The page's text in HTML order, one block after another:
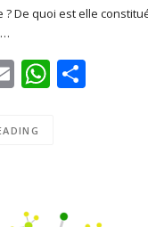
RSS
De quoi est elle
Email